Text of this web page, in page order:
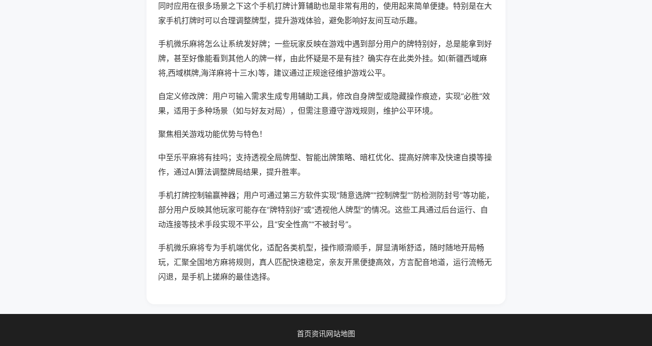
同时应用在很多场景之下这个手机打牌计算辅助也是非常有用的，使用起来简单便捷。特别是在大
家手机打牌时可以合理调整牌型，提升游戏体验，避免影响好友间互动乐趣。
手机微乐麻将怎么让系统发好牌；一些玩家反映在游戏中遇到部分用户的牌特别好，总是能拿到好
牌，甚至好像能看到其他人的牌一样，由此怀疑是不是有挂？确实存在此类外挂。如(新疆西域麻
将,西域棋牌,海洋麻将十三水)等，建议通过正规途径维护游戏公平。
自定义修改牌：用户可输入需求生成专用辅助工具，修改自身牌型或隐藏操作痕迹，实现“必胜”效
果，适用于多种场景（如与好友对局），但需注意遵守游戏规则，维护公平环境。
聚焦相关游戏功能优势与特色！
中至乐平麻将有挂吗；支持透视全局牌型、智能出牌策略、暗杠优化、提高好牌率及快速自摸等操
作，通过AI算法调整牌局结果，提升胜率。
手机打牌控制输赢神器；用户可通过第三方软件实现“随意选牌”“控制牌型”“防检测防封号”等功能，
部分用户反映其他玩家可能存在“牌特别好”或“透视他人牌型”的情况。这些工具通过后台运行、自
动连接等技术手段实现不平公，且“安全性高”“不被封号”。
手机微乐麻将专为手机端优化，适配各类机型，操作顺滑顺手，屏显清晰舒适，随时随地开局畅
玩，汇聚全国地方麻将规则，真人匹配快速稳定，亲友开黑便捷高效，方言配音地道，运行流畅无
闪退，是手机上搓麻的最佳选择。
首页资讯网站地图